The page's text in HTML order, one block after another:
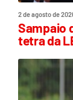
2 de agosto de
Sampaio
tetra da